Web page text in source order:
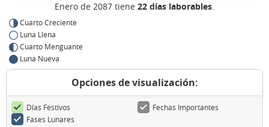
Enero de 2087 tiene 22 días laborables.
Cuarto Creciente
Luna Llena
Cuarto Menguante
Luna Nueva
Opciones de visualización:
Días Festivos
Fechas Importantes
Fases Lunares